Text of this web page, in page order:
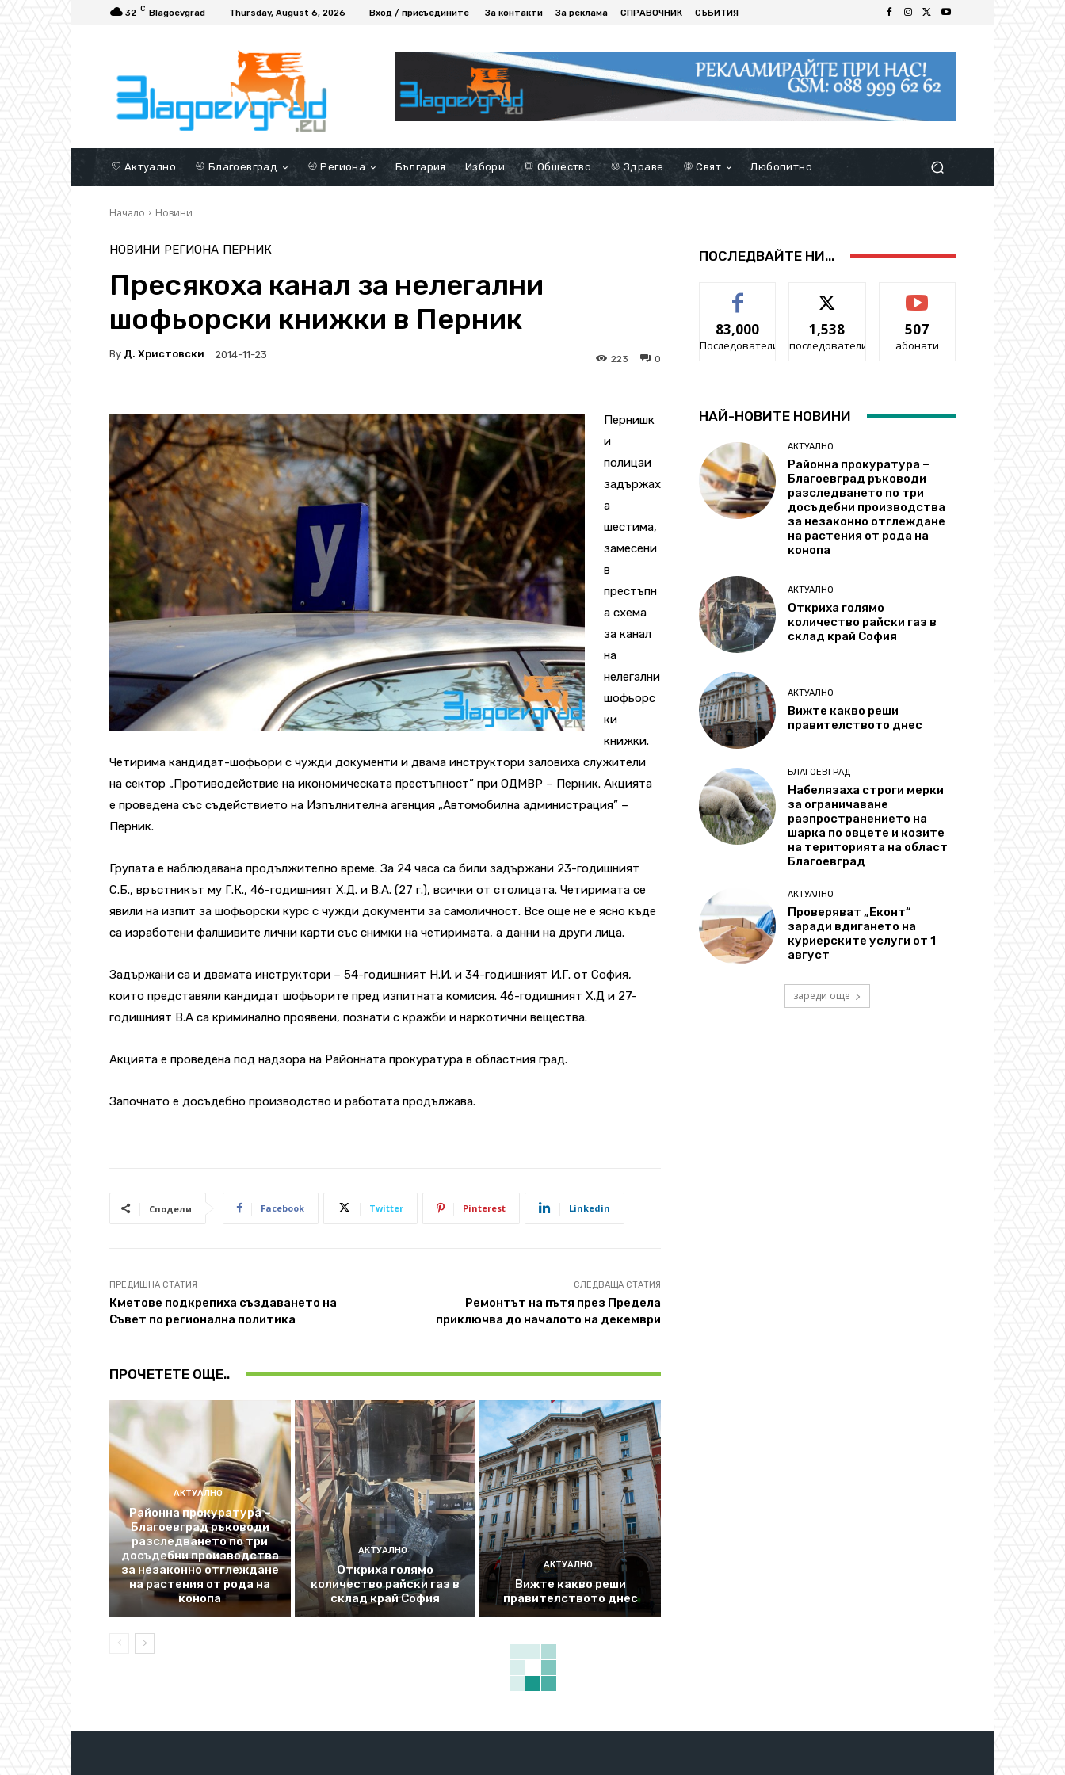
32 C Blagoevgrad Thursday, August 6, 2026 Вход / присъедините За контакти За реклама СПРАВОЧНИК СЪБИТИЯ
Актуално Благоевград Региона България Избори Общество Здраве Свят Любопитно
Начало Новини
НОВИНИ РЕГИОНА ПЕРНИК
Пресякоха канал за нелегални
шофьорски книжки в Перник
By Д. Христовски 2014-11-23 0
223
Пернишк
и
полицаи
задържах
а
шестима,
замесени
в
престъпн
а схема
за канал
на
нелегални
шофьорс
ки
книжки.
Четирима кандидат-шофьори с чужди документи и двама инструктори заловиха служители
на сектор „Противодействие на икономическата престъпност” при ОДМВР – Перник. Акцията
е проведена със съдействието на Изпълнителна агенция „Автомобилна администрация” –
Перник.
Групата е наблюдавана продължително време. За 24 часа са били задържани 23-годишният
С.Б., връстникът му Г.К., 46-годишният Х.Д. и В.А. (27 г.), всички от столицата. Четиримата се
явили на изпит за шофьорски курс с чужди документи за самоличност. Все още не е ясно къде
са изработени фалшивите лични карти със снимки на четиримата, а данни на други лица.
Задържани са и двамата инструктори – 54-годишният Н.И. и 34-годишният И.Г. от София,
които представяли кандидат шофьорите пред изпитната комисия. 46-годишният Х.Д и 27-
годишният В.А са криминално проявени, познати с кражби и наркотични вещества.
Акцията е проведена под надзора на Районната прокуратура в областния град.
Започнато е досъдебно производство и работата продължава.
Сподели Facebook Twitter Pinterest Linkedin
ПРЕДИШНА СТАТИЯ
Кметове подкрепиха създаването на
Съвет по регионална политика
СЛЕДВАЩА СТАТИЯ
Ремонтът на пътя през Предела
приключва до началото на декември
ПРОЧЕТЕТЕ ОЩЕ..
АКТУАЛНО
Районна прокуратура –
Благоевград ръководи
разследването по три
досъдебни производства
за незаконно отглеждане
на растения от рода на
конопа
АКТУАЛНО
Откриха голямо
количество райски газ в
склад край София
АКТУАЛНО
Вижте какво реши
правителството днес
ПОСЛЕДВАЙТЕ НИ...
83,000
Последователи
1,538
последователи
507
абонати
НАЙ-НОВИТЕ НОВИНИ
АКТУАЛНО
Районна прокуратура –
Благоевград ръководи
разследването по три
досъдебни производства
за незаконно отглеждане
на растения от рода на
конопа
АКТУАЛНО
Откриха голямо
количество райски газ в
склад край София
АКТУАЛНО
Вижте какво реши
правителството днес
БЛАГОЕВГРАД
Набелязаха строги мерки
за ограничаване
разпространението на
шарка по овцете и козите
на територията на област
Благоевград
АКТУАЛНО
Проверяват „Еконт“
заради вдигането на
куриерските услуги от 1
август
зареди още